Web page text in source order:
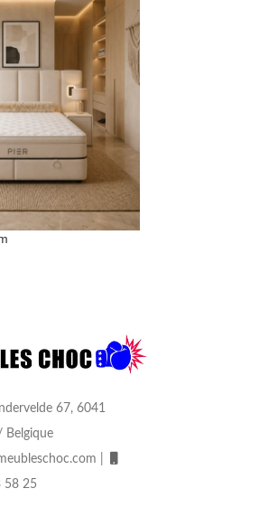
67, 6041
Belgique
|
58 25